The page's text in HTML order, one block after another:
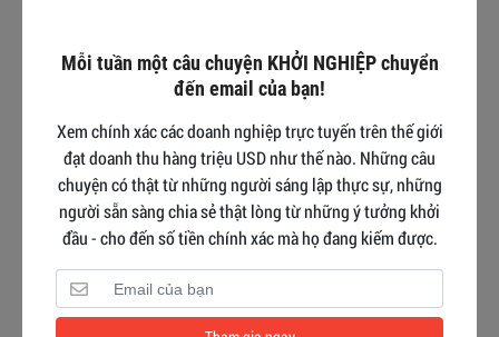
List 10+ thương hiệu đồ ngủ cao cấp,
sành điệu nhất hiện nay
Trần Hà Linh Nữ idol TikTok LIVE và bí
quyết kết nối hàng triệu người hâm mộ
Hành trình “phá đảo’’ thế giới sneaker
Mỗi tuần một câu chuyện KHỞI NGHIỆP chuyển
đến email của bạn!
Xem chính xác các doanh nghiệp trực tuyến trên thế giới
đạt doanh thu hàng triệu USD như thế nào. Những câu
chuyện có thật từ những người sáng lập thực sự, những
người sẵn sàng chia sẻ thật lòng từ những ý tưởng khởi
đầu - cho đến số tiền chính xác mà họ đang kiếm được.